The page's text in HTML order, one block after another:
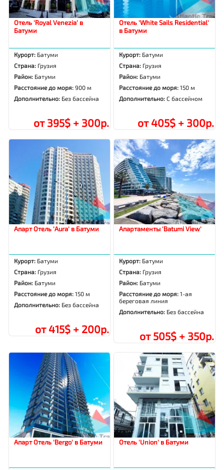
Отель 'Royal Venezia' в
Батуми
Курорт: Батуми
Страна: Грузия
Район: Батуми
Расстояние до моря:900 м
Дополнительно: Без бассейна
от 395$ + 300р.
Отель 'White Sails Residential'
в Батуми
Курорт: Батуми
Страна: Грузия
Район: Батуми
Расстояние до моря:150 м
Дополнительно:С бассейном
от 405$ + 300р.
Апарт Отель 'Aura' в Батуми
Курорт: Батуми
Страна: Грузия
Район: Батуми
Расстояние до моря:150 м
Дополнительно: Без бассейна
от 415$ + 200р.
Апартаменты 'Batumi View'
Курорт: Батуми
Страна: Грузия
Район: Батуми
Расстояние до моря:1-ая
береговая линия
Дополнительно: Без бассейна
от 505$ + 350р.
Апарт Отель 'Bergo' в Батуми Отель 'Union' в Батуми